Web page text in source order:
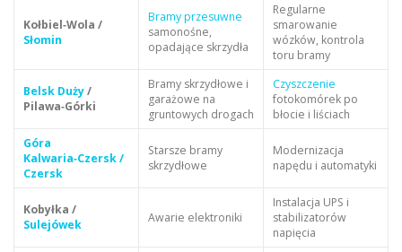
Kołbiel‑Wola /
Słomin
Bramy przesuwne
samonośne,
opadające skrzydła
Regularne
smarowanie
wózków, kontrola
toru bramy
Belsk Duży/
Pilawa‑Górki
Bramy skrzydłowe i
garażowe na
gruntowych drogach
Czyszczenie
fotokomórek po
błocie i liściach
Góra
Kalwaria‑Czersk /
Czersk
Starsze bramy
skrzydłowe
Modernizacja
napędu i automatyki
Kobyłka /
Sulejówek
Awarie elektroniki
Instalacja UPS i
stabilizatorów
napięcia